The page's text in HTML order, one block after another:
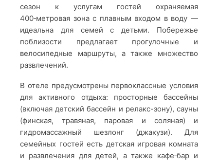
сезон к услугам гостей охраняемая
400‑метровая зона с плавным входом в воду —
идеальна для семей с детьми. Побережье
поблизости предлагает прогулочные и
велосипедные маршруты, а также множество
развлечений.
В отеле предусмотрены первоклассные условия
для активного отдыха: просторные бассейны
(включая детский бассейн и релакс-зону), сауны
(финская, травяная, паровая и соляная) и
гидромассажный шезлонг (джакузи). Для
семейных гостей есть детская игровая комната
и развлечения для детей, а также кафе‑бар и